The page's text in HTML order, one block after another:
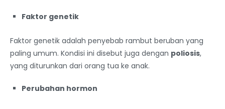
Faktor genetik
Faktor genetik adalah penyebab rambut beruban yang
paling umum. Kondisi ini disebut juga dengan poliosis,
yang diturunkan dari orang tua ke anak.
Perubahan hormon